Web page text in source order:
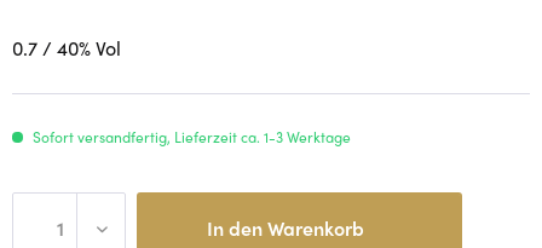
0.7/ 40% Vol
Sofort versandfertig, Lieferzeit ca. 1-3 Werktage
In denWarenkorb